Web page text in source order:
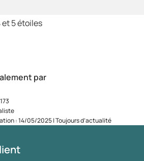
par
: 14/05/2025 | Toujours d’actualité
et 5 étoiles